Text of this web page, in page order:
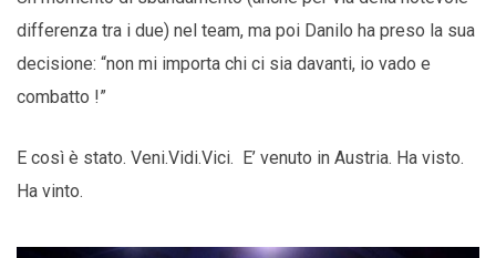
differenza tra i due) nel team, ma poi Danilo ha preso la sua
decisione: “non mi importa chi ci sia davanti, io vado e
combatto !”
E così è stato. Veni.Vidi.Vici. E’ venuto in Austria. Ha visto.
Ha vinto.